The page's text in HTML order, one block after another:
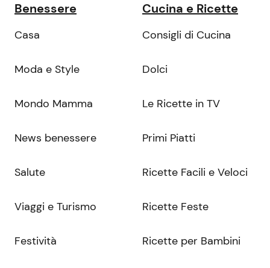
Benessere
Casa
Moda e Style
Mondo Mamma
News benessere
Salute
Viaggi e Turismo
Festività
Cucina e Ricette
Consigli di Cucina
Dolci
Le Ricette in TV
Primi Piatti
Ricette Facili e Veloci
Ricette Feste
Ricette per Bambini